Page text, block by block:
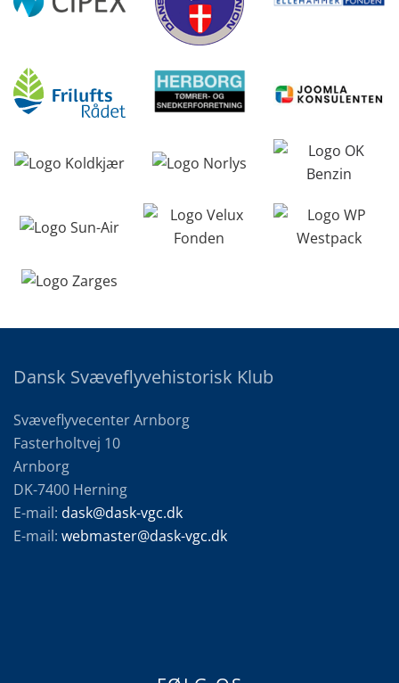
Dansk Svæveflyvehistorisk Klub
Svæveflyvecenter Arnborg
Fasterholtvej 10
Arnborg
DK-7400 Herning
E-mail: dask@dask-vgc.dk
E-mail: webmaster@dask-vgc.dk